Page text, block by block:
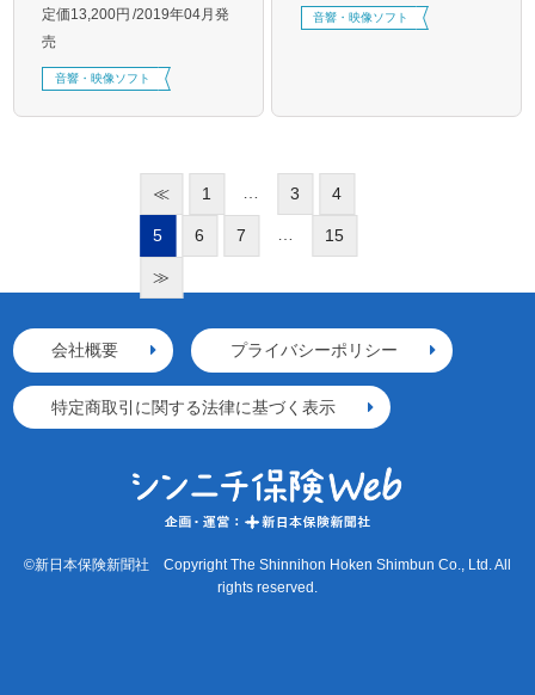
定価13,200円 2019年04月発
売
音響・映像ソフト
音響・映像ソフト
≪ 1 … 3 4
5 6 7 … 15
≫
会社概要 プライバシーポリシー
特定商取引に関する法律に基づく表示
©新日本保険新聞社 Copyright The Shinnihon Hoken Shimbun Co., Ltd. All
rights reserved.